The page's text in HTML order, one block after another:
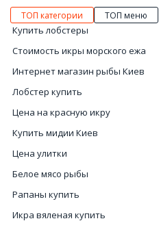
ТОП категории ТОП меню
Купить лобстеры
Стоимость икры морского ежа
Интернет магазин рыбы Киев
Лобстер купить
Цена на красную икру
Купить мидии Киев
Цена улитки
Белое мясо рыбы
Рапаны купить
Икра вяленая купить